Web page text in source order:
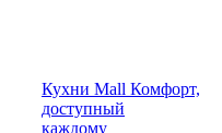
Кухни Mall Комфорт,
доступный
каждому